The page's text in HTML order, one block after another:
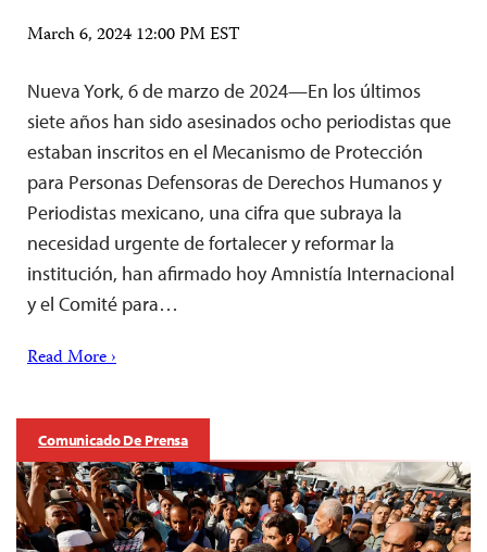
March 6, 2024 12:00 PM EST
Nueva York, 6 de marzo de 2024—En los últimos
siete años han sido asesinados ocho periodistas que
estaban inscritos en el Mecanismo de Protección
para Personas Defensoras de Derechos Humanos y
Periodistas mexicano, una cifra que subraya la
necesidad urgente de fortalecer y reformar la
institución, han afirmado hoy Amnistía Internacional
y el Comité para…
Read More ›
Comunicado De Prensa